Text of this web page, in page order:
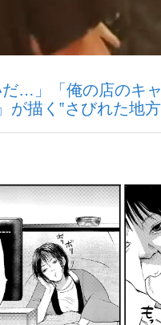
だ…」「俺の店の
描く‟さびれた地